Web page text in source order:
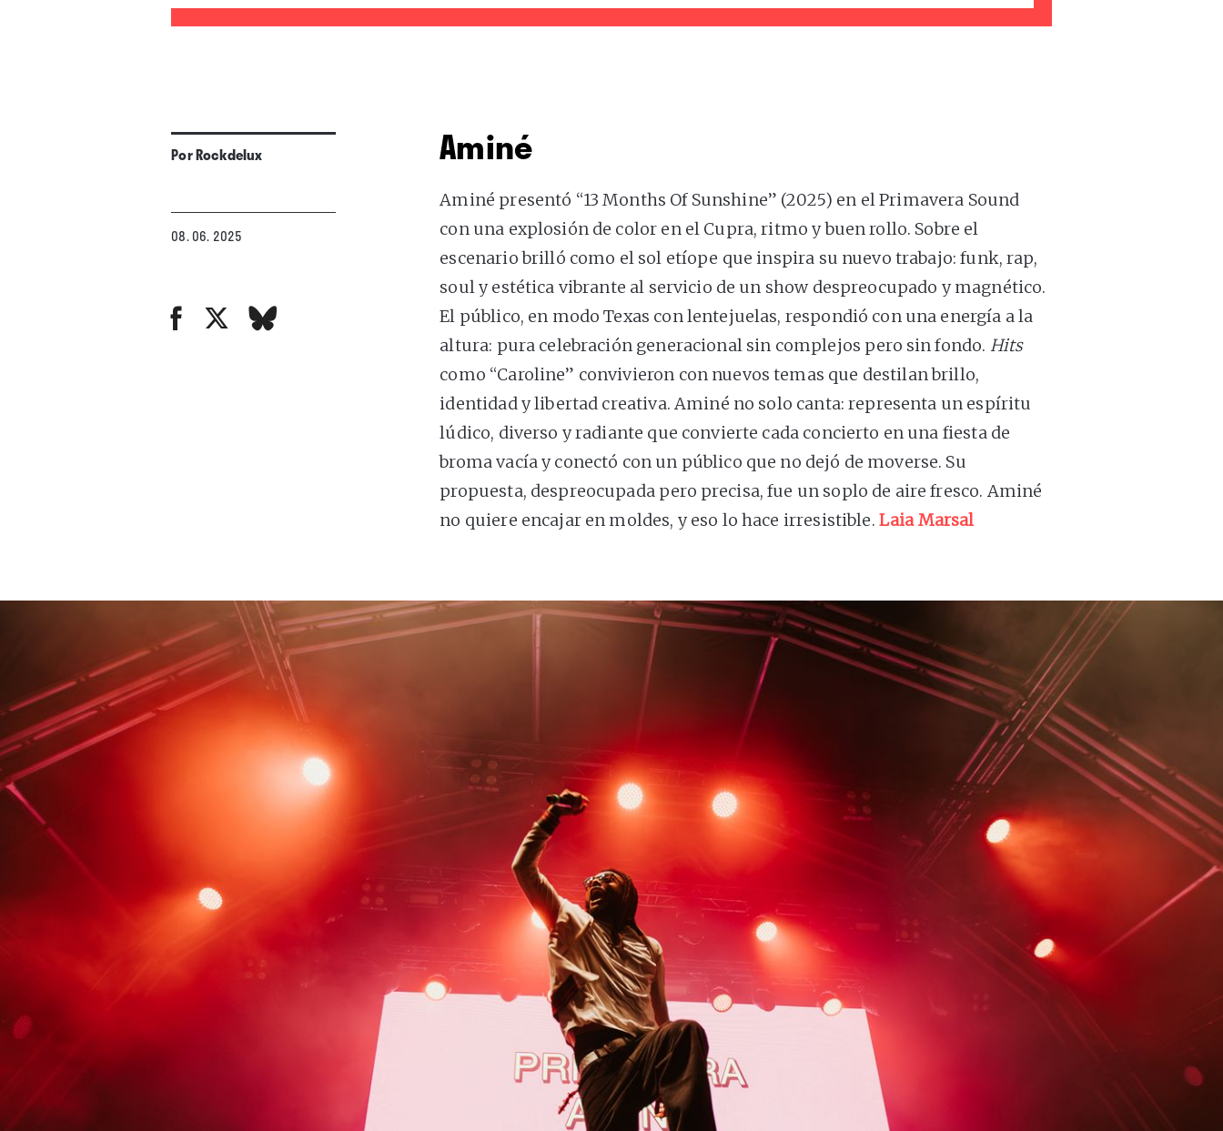
PorRockdelux
08. 06. 2025
Aminé
Aminé presentó “13 Months Of Sunshine” (2025) en el Primavera Sound
con una explosión de color en el Cupra, ritmo y buen rollo. Sobre el
escenario brilló como el sol etíope que inspira su nuevo trabajo: funk, rap,
soul y estética vibrante al servicio de un show despreocupado y magnético.
El público, en modo Texas con lentejuelas, respondió con una energía a la
altura: pura celebración generacional sin complejos pero sin fondo. Hits
como “Caroline” convivieron con nuevos temas que destilan brillo,
identidad y libertad creativa. Aminé no solo canta: representa un espíritu
lúdico, diverso y radiante que convierte cada concierto en una fiesta de
broma vacía y conectó con un público que no dejó de moverse. Su
propuesta, despreocupada pero precisa, fue un soplo de aire fresco. Aminé
no quiere encajar en moldes, y eso lo hace irresistible. Laia Marsal